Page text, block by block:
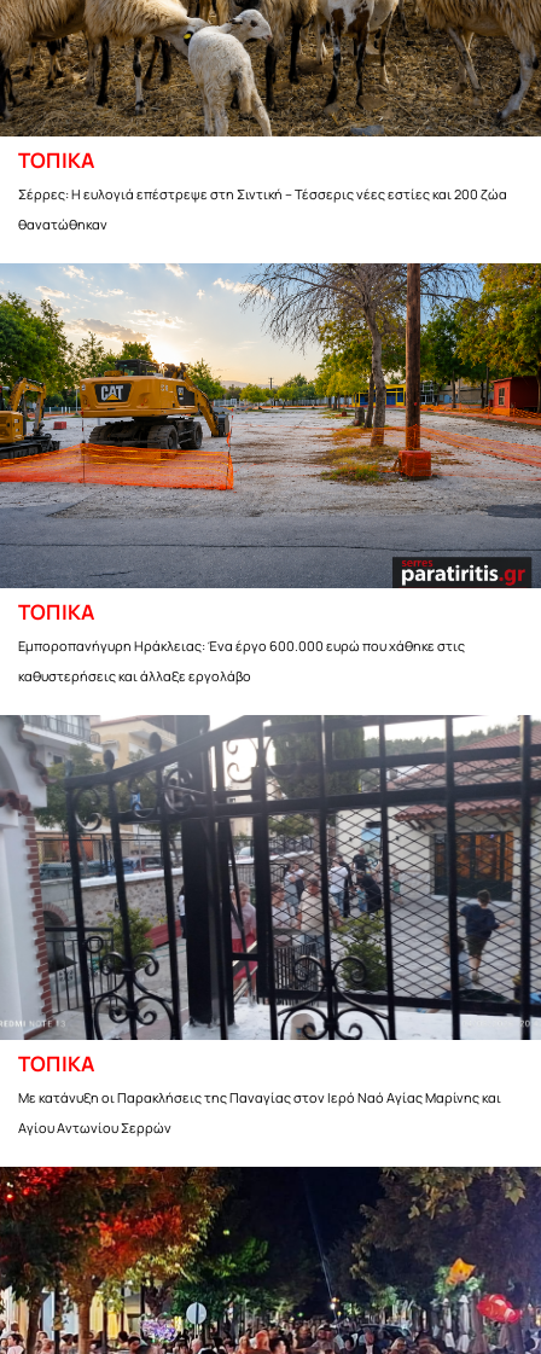
ΤΟΠΙΚΑ
Σέρρες: Η ευλογιά επέστρεψε στη Σιντική – Τέσσερις νέες εστίες και 200 ζώα
θανατώθηκαν
ΤΟΠΙΚΑ
Εμποροπανήγυρη Ηράκλειας: Ένα έργο 600.000 ευρώ που χάθηκε στις
καθυστερήσεις και άλλαξε εργολάβο
ΤΟΠΙΚΑ
Με κατάνυξη οι Παρακλήσεις της Παναγίας στον Ιερό Ναό Αγίας Μαρίνης και
Αγίου Αντωνίου Σερρών